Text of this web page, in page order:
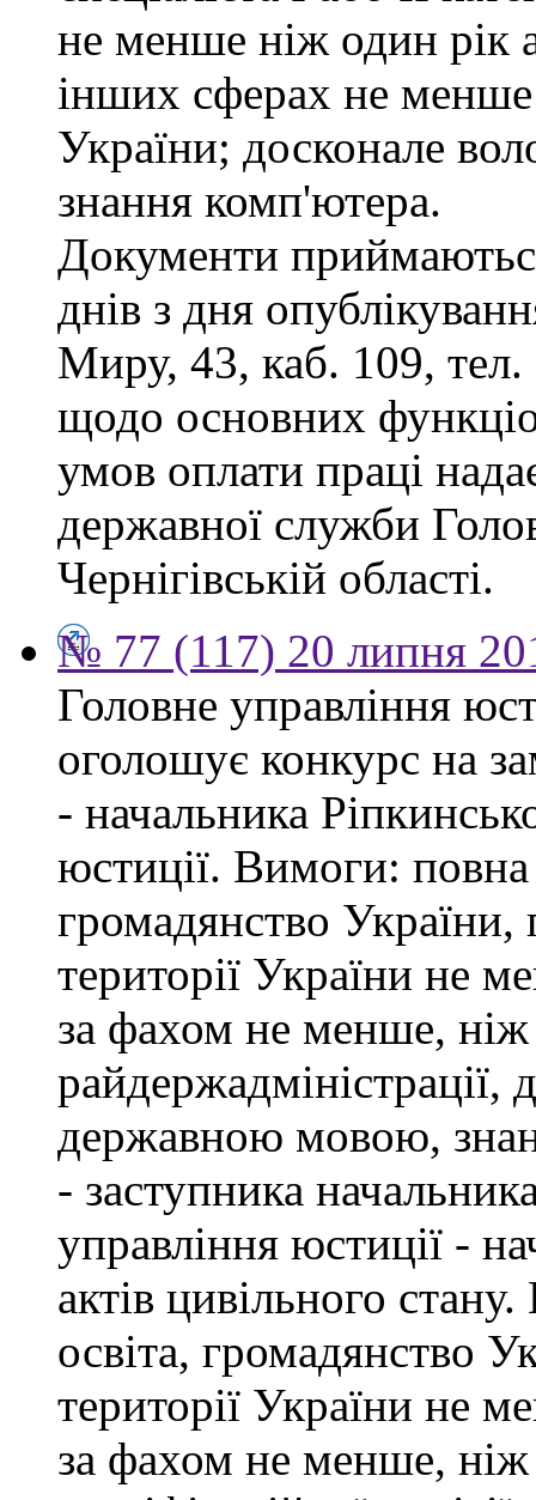
не менше ніж один рік
інших сферах не
України; досконале
знання комп'ютера.
Документи
днів з дня
Миру, 43, каб. 109, тел.
щодо основних
умов оплати праці
державної служби
Чернігівській області.
№ 77 (117) 20 липня
Головне управління
оголошує конкурс на
- начальника
юстиції. Вимоги:
громадянство
території України не
за фахом не менше,
райдержадміністрації,
державною мовою,
- заступника
управління юстиції -
актів цивільного
освіта, громадянство
території України не
за фахом не менше, ніж